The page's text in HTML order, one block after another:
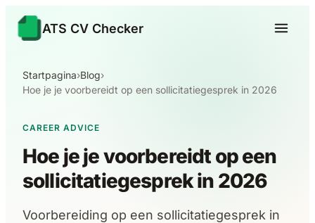
ATS CV Checker
Startpagina›Blog›
Hoe je je voorbereidt op een sollicitatiegesprek in 2026
CAREER ADVICE
Hoe je je voorbereidt op een
sollicitatiegesprek in 2026
Voorbereiding op een sollicitatiegesprek in